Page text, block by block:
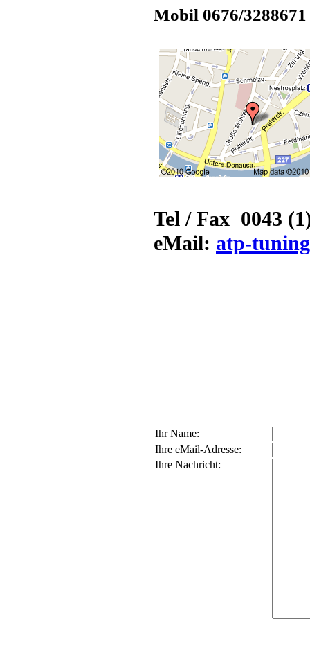
Mobil 0676/3288671
Tel / Fax 0043
eMail: atp-
Ihr Name:
Ihre eMail-Adresse:
Ihre Nachricht: